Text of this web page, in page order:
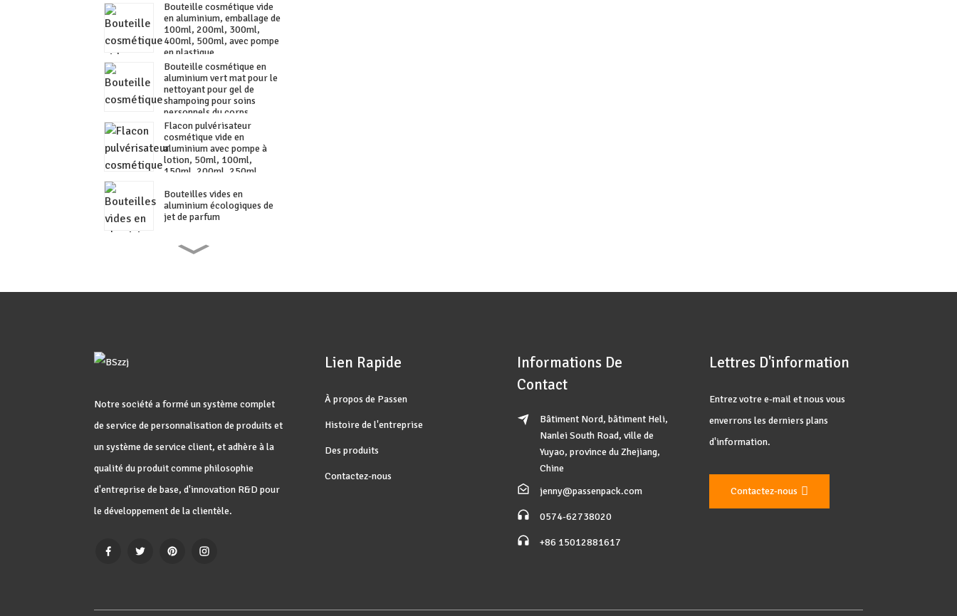
Bouteille cosmétique vide
en aluminium, emballage de
100ml, 200ml, 300ml,
400ml, 500ml, avec pompe
en plastique
Bouteille cosmétique en
aluminium vert mat pour le
nettoyant pour gel de
shampoing pour soins
personnels du corps
Flacon pulvérisateur
cosmétique vide en
aluminium avec pompe à
lotion, 50ml, 100ml,
150ml, 200ml, 250ml,
Bouteilles vides en
aluminium écologiques de
jet de parfum
d'huile essentielle
Ensemble de boîtes en étain
en aluminium de 50ml,
150ml, 100ml, 200ml, pot
récipient alimentaire
Notre société a formé un système complet
de service de personnalisation de produits et
un système de service client, et adhère à la
qualité du produit comme philosophie
d'entreprise de base, d'innovation R&D pour
le développement de la clientèle.
Lien Rapide
À propos de Passen
Histoire de l'entreprise
Des produits
Contactez-nous
Informations De
Contact
Bâtiment Nord, bâtiment Heli,
Nanlei South Road, ville de
Yuyao, province du Zhejiang,
Chine
jenny@passenpack.com
0574-62738020
+86 15012881617
Lettres D'information
Entrez votre e-mail et nous vous
enverrons les derniers plans
d'information.
Contactez-nous